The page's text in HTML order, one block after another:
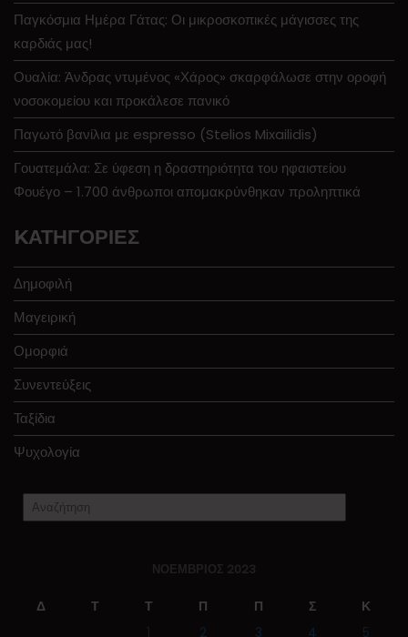
Παγκόσμια Ημέρα Γάτας: Οι μικροσκοπικές μάγισσες της
καρδιάς μας!
Ουαλία: Άνδρας ντυμένος «Χάρος» σκαρφάλωσε στην οροφή
νοσοκομείου και προκάλεσε πανικό
Παγωτό βανίλια με espresso (Stelios Mixailidis)
Γουατεμάλα: Σε ύφεση η δραστηριότητα του ηφαιστείου
Φουέγο – 1.700 άνθρωποι απομακρύνθηκαν προληπτικά
KΑΤΗΓΟΡΊΕΣ
Δημοφιλή
Μαγειρική
Ομορφιά
Συνεντεύξεις
Ταξίδια
Ψυχολογία
ΝΟΈΜΒΡΙΟΣ 2023
Δ Τ Τ Π Π Σ
Κ
1
2 3 4 5